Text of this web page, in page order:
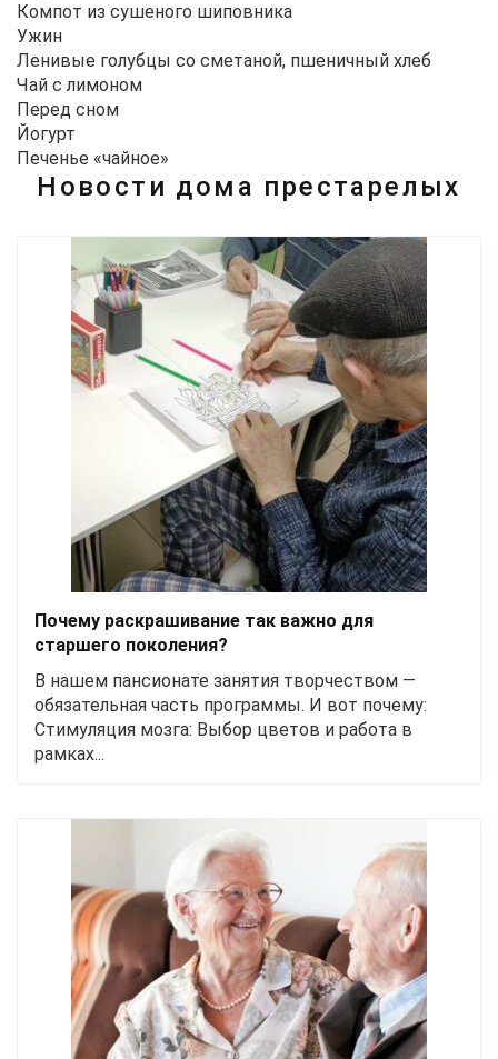
Компот из сушеного шиповника
Ужин
Ленивые голубцы со сметаной, пшеничный хлеб
Чай с лимоном
Перед сном
Йогурт
Печенье «чайное»
Новости дома престарелых
Почему раскрашивание так важно для
старшего поколения?
В нашем пансионате занятия творчеством —
обязательная часть программы. И вот почему:
Стимуляция мозга: Выбор цветов и работа в
рамках...